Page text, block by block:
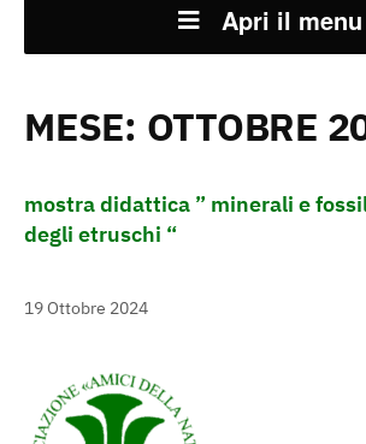
Apri il menu
MESE: OTTOBRE
mostra didattica ” minerali e
degli etruschi “
19 Ottobre 2024